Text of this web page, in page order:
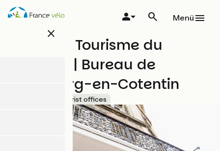
Direkt
zum
close
Menü
Office de Tourisme du
Cotentin | Bureau de
Cherbourg-en-Cotentin
Tourist offices